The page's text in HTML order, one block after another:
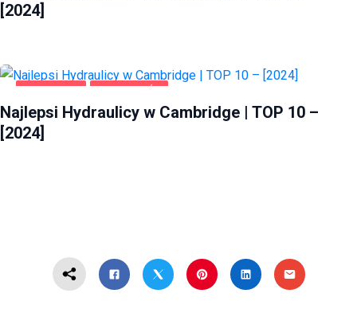
[2024]
Najlepsi Hydraulicy w Cambridge | TOP 10 –
[2024]